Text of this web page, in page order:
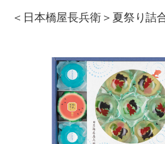
＜日本橋屋長兵衛＞夏祭り詰